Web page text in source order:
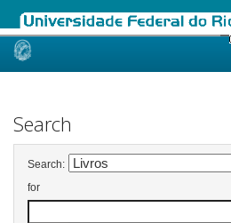
Skip
Search
Search:
for